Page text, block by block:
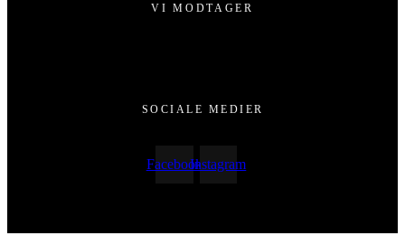
VI MODTAGER
SOCIALE MEDIER
FacebookInstagram